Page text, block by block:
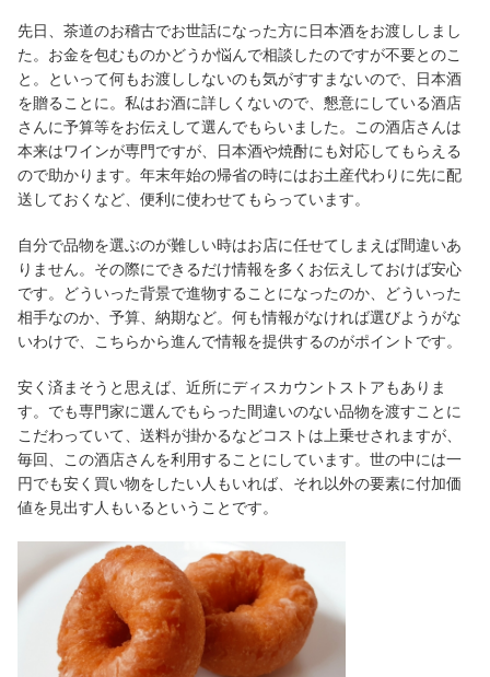
先日、茶道のお稽古でお世話になった方に日本酒をお渡ししまし
た。お金を包むものかどうか悩んで相談したのですが不要とのこ
と。といって何もお渡ししないのも気がすすまないので、日本酒
を贈ることに。私はお酒に詳しくないので、懇意にしている酒店
さんに予算等をお伝えして選んでもらいました。この酒店さんは
本来はワインが専門ですが、日本酒や焼酎にも対応してもらえる
ので助かります。年末年始の帰省の時にはお土産代わりに先に配
送しておくなど、便利に使わせてもらっています。
自分で品物を選ぶのが難しい時はお店に任せてしまえば間違いあ
りません。その際にできるだけ情報を多くお伝えしておけば安心
です。どういった背景で進物することになったのか、どういった
相手なのか、予算、納期など。何も情報がなければ選びようがな
いわけで、こちらから進んで情報を提供するのがポイントです。
安く済まそうと思えば、近所にディスカウントストアもありま
す。でも専門家に選んでもらった間違いのない品物を渡すことに
こだわっていて、送料が掛かるなどコストは上乗せされますが、
毎回、この酒店さんを利用することにしています。世の中には一
円でも安く買い物をしたい人もいれば、それ以外の要素に付加価
値を見出す人もいるということです。